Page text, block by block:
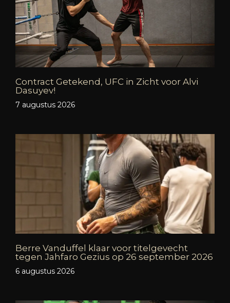
Contract Getekend, UFC in Zicht voor Alvi
Dasuyev!
7 augustus 2026
Berre Vanduffel klaar voor titelgevecht
tegen Jahfaro Gezius op 26 september 2026
6 augustus 2026